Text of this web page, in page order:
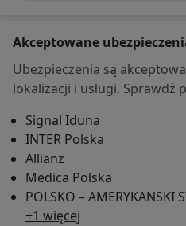
Akceptowane
Ubezpieczenia są
lokalizacji i usługi. Sprawdź
Signal Iduna
INTER Polska
Allianz
Medica Polska
POLSKO – AMERYKANSKI
+1 więcej